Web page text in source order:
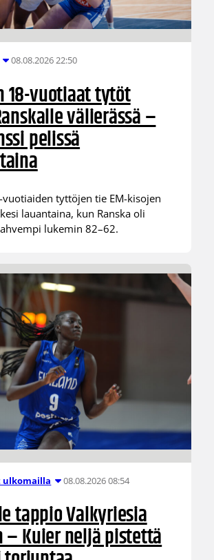
08.08.2026 22:50
18-vuotiaat tytöt
välierässä –
pelissä
vuotiaiden tyttöjen tie EM-kisojen
lauantaina, kun Ranska oli
lukemin 82–62.
ulkomailla 08.08.2026 08:54
tappio Valkyriesia
– Kuier neljä pistettä